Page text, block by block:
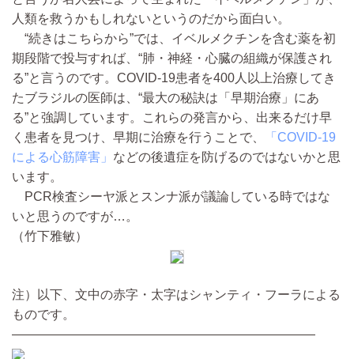
人類を救うかもしれないというのだから面白い。
“続きはこちらから”では、イベルメクチンを含む薬を初
期段階で投与すれば、“肺・神経・心臓の組織が保護され
る”と言うのです。COVID-19患者を400人以上治療してき
たブラジルの医師は、“最大の秘訣は「早期治療」にあ
る”と強調しています。これらの発言から、出来るだけ早
く患者を見つけ、早期に治療を行うことで、
「COVID-19
による心筋障害」 などの後遺症を防げるのではないかと思
います。
PCR検査シーヤ派とスンナ派が議論している時ではな
いと思うのですが…。
（竹下雅敏）
注）以下、文中の赤字・太字はシャンティ・フーラによる
ものです。
————————————————————————